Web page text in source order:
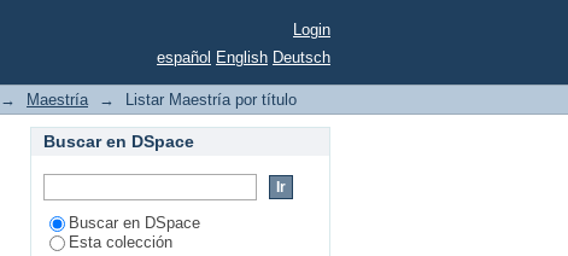
Login
español English Deutsch
→ Maestría → Listar Maestría por título
Buscar en DSpace
Buscar en DSpace
Esta colección